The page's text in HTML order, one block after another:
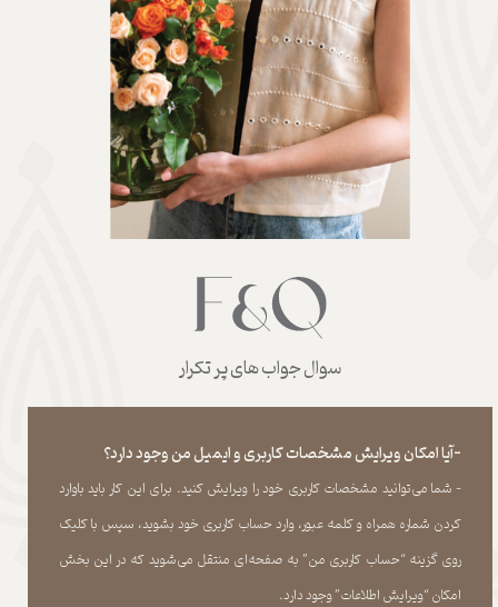
سوال جواب های پر تکرار
-آیا امکان ویرایش مشخصات کاربری و ایمیل من وجود دارد؟
- شما می‏‌توانید مشخصات کاربری خود را ویرایش کنید. برای این کار باید باوارد
کردن شماره همراه و کلمه عبور، وارد حساب کاربری خود بشوید، سپس با کلیک
روی گزینه “حساب کاربری من” به صفحه‏‌ای منتقل می‏‌شوید که در این بخش
امکان “ویرایش اطلاعات” وجود دارد.​​​​​​​